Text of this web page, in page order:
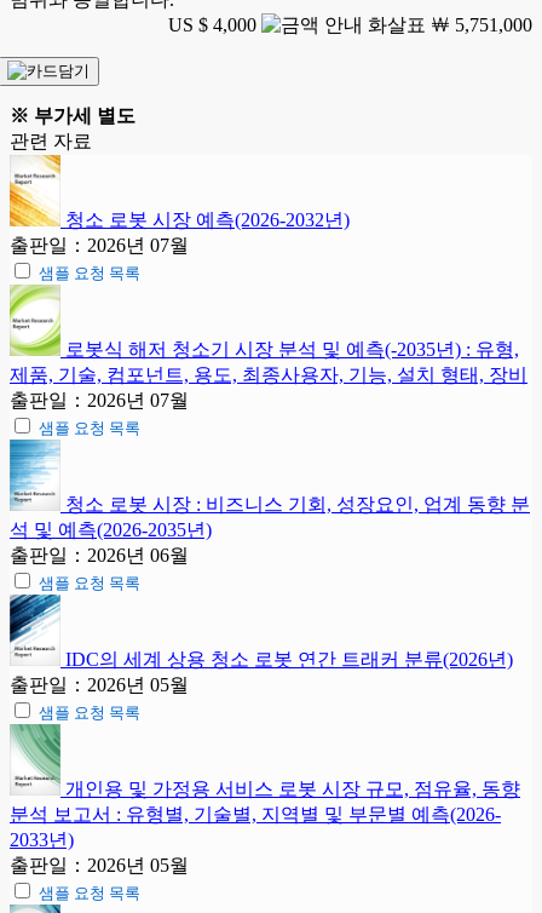
US $ 4,000
￦ 5,751,000
※ 부가세 별도
관련 자료
청소 로봇 시장 예측(2026-2032년)
출판일：2026년 07월
샘플 요청 목록
로봇식 해저 청소기 시장 분석 및 예측(-2035년) : 유형,
제품, 기술, 컴포넌트, 용도, 최종사용자, 기능, 설치 형태, 장비
출판일：2026년 07월
샘플 요청 목록
청소 로봇 시장 : 비즈니스 기회, 성장요인, 업계 동향 분
석 및 예측(2026-2035년)
출판일：2026년 06월
샘플 요청 목록
IDC의 세계 상용 청소 로봇 연간 트래커 분류(2026년)
출판일：2026년 05월
샘플 요청 목록
개인용 및 가정용 서비스 로봇 시장 규모, 점유율, 동향
분석 보고서 : 유형별, 기술별, 지역별 및 부문별 예측(2026-
2033년)
출판일：2026년 05월
샘플 요청 목록